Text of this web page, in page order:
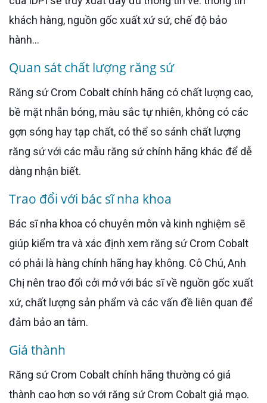
khách hàng, nguồn gốc xuất xứ sứ, chế độ bảo
hành...
Quan sát chất lượng răng sứ
Răng sứ Crom Cobalt chính hãng có chất lượng cao,
bề mặt nhẵn bóng, màu sắc tự nhiên, không có các
gợn sóng hay tạp chất, có thể so sánh chất lượng
răng sứ với các mẫu răng sứ chính hãng khác để dễ
dàng nhận biết.
Trao đổi với bác sĩ nha khoa
Bác sĩ nha khoa có chuyên môn và kinh nghiệm sẽ
giúp kiểm tra và xác định xem răng sứ Crom Cobalt
có phải là hàng chính hãng hay không. Cô Chú, Anh
Chị nên trao đổi cởi mở với bác sĩ về nguồn gốc xuất
xứ, chất lượng sản phẩm và các vấn đề liên quan để
đảm bảo an tâm.
Giá thành
Răng sứ Crom Cobalt chính hãng thường có giá
thành cao hơn so với răng sứ Crom Cobalt giả mạo.